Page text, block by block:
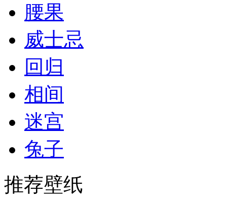
腰果
威士忌
回归
相间
迷宫
兔子
推荐壁纸